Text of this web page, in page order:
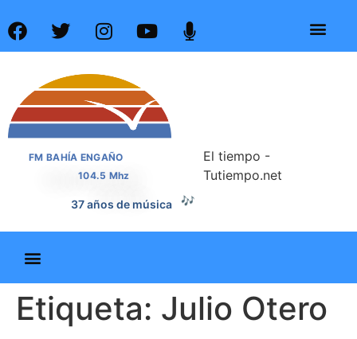
FM BAHÍA ENGAÑO
104.5 Mhz
37 años de música 🎶
El tiempo -
Tutiempo.net
Etiqueta: Julio Otero